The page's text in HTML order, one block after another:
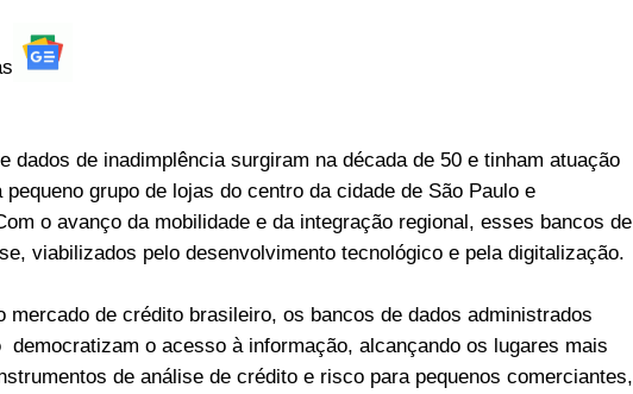
dados de inadimplência surgiram na década de 50 e tinham atuação
grupo de lojas do centro da cidade de São Paulo e
o avanço da mobilidade e da integração regional, esses bancos de
viabilizados pelo desenvolvimento tecnológico e pela digitalização.
mercado de crédito brasileiro, os bancos de dados administrados
democratizam o acesso à informação, alcançando os lugares mais
de análise de crédito e risco para pequenos comerciantes,